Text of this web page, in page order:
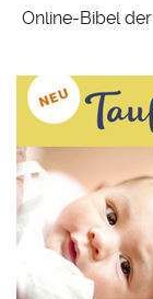
Online-Bibel